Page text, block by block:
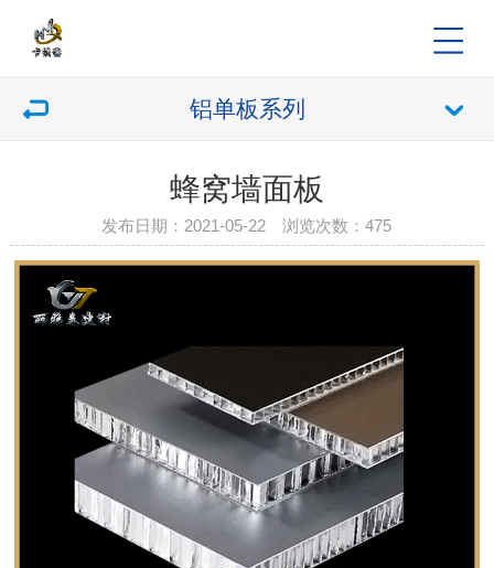
铝单板系列
蜂窝墙面板
发布日期：2021-05-22 浏览次数：475